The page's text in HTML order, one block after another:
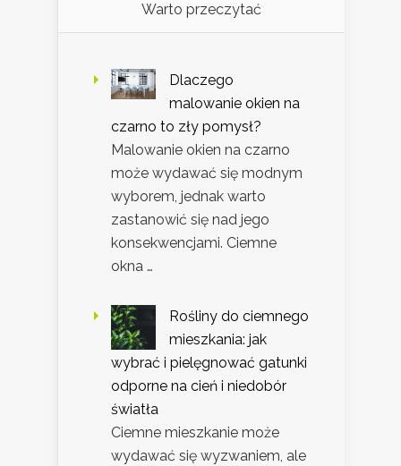
Warto przeczytać
Dlaczego
malowanie okien na
czarno to zły pomysł?
Malowanie okien na czarno
może wydawać się modnym
wyborem, jednak warto
zastanowić się nad jego
konsekwencjami. Ciemne
okna …
Rośliny do ciemnego
mieszkania: jak
wybrać i pielęgnować gatunki
odporne na cień i niedobór
światła
Ciemne mieszkanie może
wydawać się wyzwaniem, ale